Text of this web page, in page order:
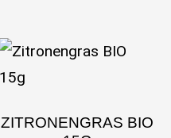
ZITRONENGRAS BIO